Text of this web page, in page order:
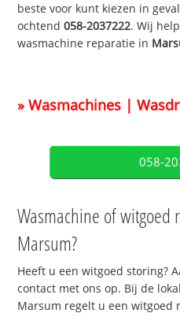
beste voor kunt kiezen in
ochtend058-2037222. Wij
wasmachine reparatie in
» Wasmachines |
058-
Wasmachine of witgoed
Marsum?
Heeft u een witgoed storing?
contact met ons op. Bij de
Marsum regelt u een witgoed